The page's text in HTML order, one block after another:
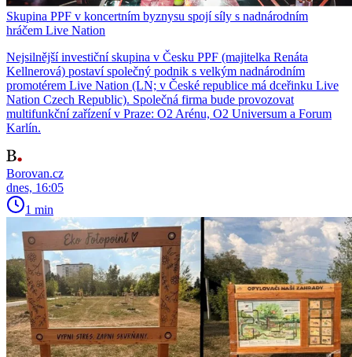
Skupina PPF v koncertním byznysu spojí síly s nadnárodním
hráčem Live Nation
Nejsilnější investiční skupina v Česku PPF (majitelka Renáta
Kellnerová) postaví společný podnik s velkým nadnárodním
promotérem Live Nation (LN; v České republice má dceřinku Live
Nation Czech Republic). Společná firma bude provozovat
multifunkční zařízení v Praze: O2 Arénu, O2 Universum a Forum
Karlín.
Borovan.cz
dnes, 16:05
1 min